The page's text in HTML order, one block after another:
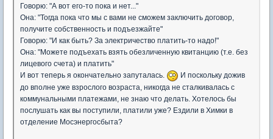
Говорю: "А вот его-то пока и нет..."
Она: "Тогда пока что мы с вами не сможем заключить договор,
получите собственность и подъезжайте"
Говорю: "И как быть? За электричество платить-то надо!"
Она: "Можете подъехать взять обезличенную квитанцию (т.е. без
лицевого счета) и платить"
И вот теперь я окончательно запуталась.
И поскольку дожив
до вполне уже взрослого возраста, никогда не сталкивалась с
коммунальными платежами, не знаю что делать. Хотелось бы
послушать как вы поступили, платили уже? Ездили в Химки в
отделение Мосэнергосбыта?